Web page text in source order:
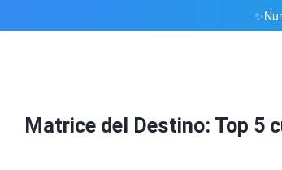
Matrice del Destino: Top 5
✨